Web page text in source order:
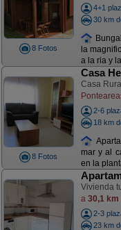
8 Fotos
4+1
30 km
la
a la ria y
8 Fotos
Casa
Casa
2-6
18 km
mar y al
en la
Vivienda
a 30,1 km
2-3
23 km